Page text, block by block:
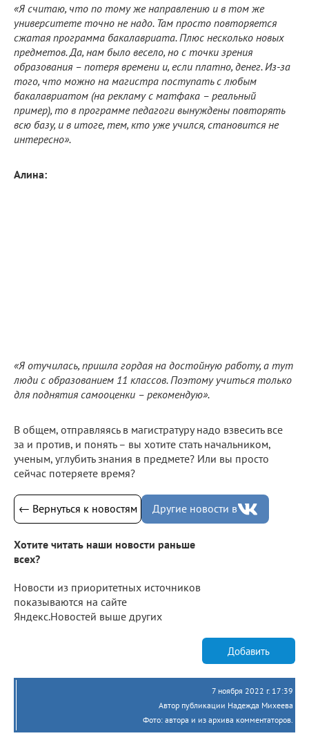
«Я считаю, что по тому же направлению и в том же
университете точно не надо. Там просто повторяется
сжатая программа бакалавриата. Плюс несколько новых
предметов. Да, нам было весело, но с точки зрения
образования – потеря времени и, если платно, денег. Из-за
того, что можно на магистра поступать с любым
бакалавриатом (на рекламу с матфака – реальный
пример), то в программе педагоги вынуждены повторять
всю базу, и в итоге, тем, кто уже учился, становится не
интересно».
Алина:
«Я отучилась, пришла гордая на достойную работу, а тут
люди с образованием 11 классов. Поэтому учиться только
для поднятия самооценки – рекомендую».
В общем, отправляясь в магистратуру надо взвесить все
за и против, и понять – вы хотите стать начальником,
ученым, углубить знания в предмете? Или вы просто
сейчас потеряете время?
← Вернуться к новостям Другие новости в
Хотите читать наши новости раньше
всех?
Новости из приоритетных источников
показываются на сайте
Яндекс.Новостей выше других
Добавить
7 ноября 2022 г. 17:39
Автор публикации Надежда Михеева
Фото: автора и из архива комментаторов.